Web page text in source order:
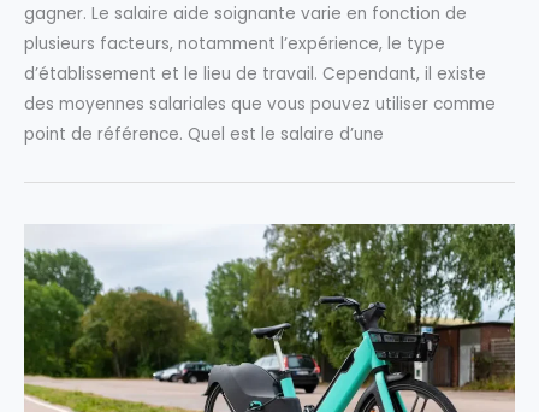
gagner. Le salaire aide soignante varie en fonction de
plusieurs facteurs, notamment l’expérience, le type
d’établissement et le lieu de travail. Cependant, il existe
des moyennes salariales que vous pouvez utiliser comme
point de référence. Quel est le salaire d’une